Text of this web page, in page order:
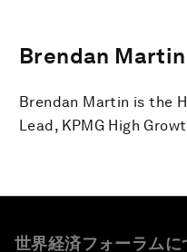
Brendan Martin
Brendan Martin is the
Lead, KPMG High
世界経済フォーラムに